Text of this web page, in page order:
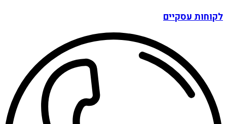
לקוחות עסקיים